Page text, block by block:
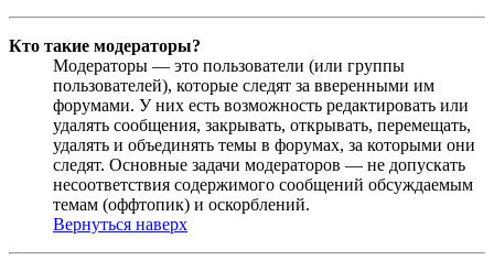
Кто такие модераторы?
Модераторы — это пользователи (или группы
пользователей), которые следят за вверенными им
форумами. У них есть возможность редактировать или
удалять сообщения, закрывать, открывать, перемещать,
удалять и объединять темы в форумах, за которыми они
следят. Основные задачи модераторов — не допускать
несоответствия содержимого сообщений обсуждаемым
темам (оффтопик) и оскорблений.
Вернуться наверх